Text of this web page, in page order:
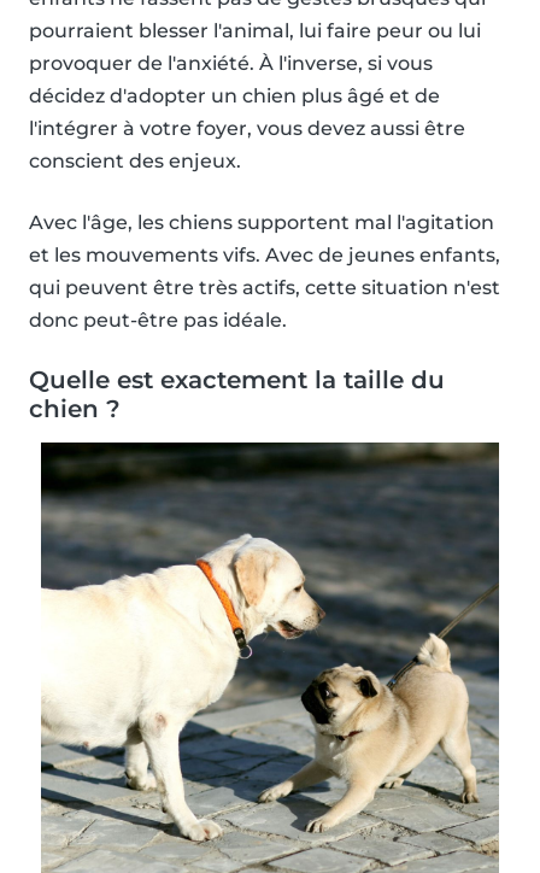
pourraient blesser l'animal, lui faire peur ou lui
provoquer de l'anxiété. À l'inverse, si vous
décidez d'adopter un chien plus âgé et de
l'intégrer à votre foyer, vous devez aussi être
conscient des enjeux.
Avec l'âge, les chiens supportent mal l'agitation
et les mouvements vifs. Avec de jeunes enfants,
qui peuvent être très actifs, cette situation n'est
donc peut-être pas idéale.
Quelle est exactement la taille du
chien ?